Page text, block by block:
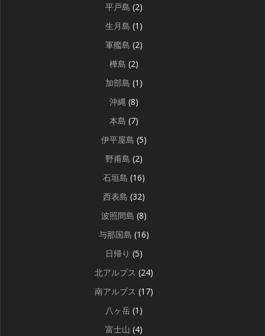
平戸島 (2)
生月島 (1)
軍艦島 (2)
樺島 (2)
加部島 (1)
沖縄 (8)
本島 (7)
伊平屋島 (5)
野甫島 (2)
石垣島 (16)
西表島 (32)
波照間島 (8)
与那国島 (16)
日帰り (5)
北アルプス (24)
南アルプス (17)
八ヶ岳 (1)
富士山 (4)